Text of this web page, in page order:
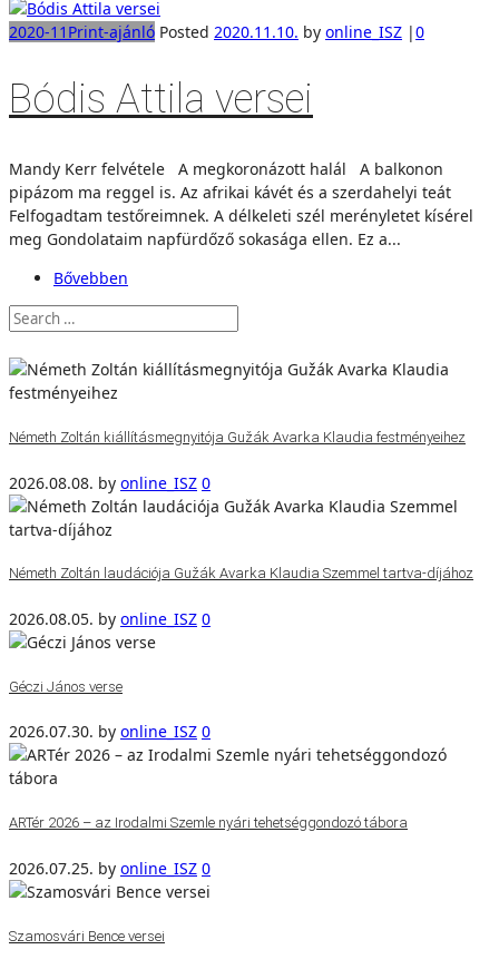
2020-11 Print-ajánló Posted 2020.11.10. by online_ISZ |0
Bódis Attila versei
Mandy Kerr felvétele A megkoronázott halál A balkonon
pipázom ma reggel is. Az afrikai kávét és a szerdahelyi teát
Felfogadtam testőreimnek. A délkeleti szél merényletet kísérel
meg Gondolataim napfürdőző sokasága ellen. Ez a...
Bővebben
Németh Zoltán kiállításmegnyitója Gužák Avarka Klaudia festményeihez
2026.08.08. by online_ISZ 0
Németh Zoltán laudációja Gužák Avarka Klaudia Szemmel tartva-díjához
2026.08.05. by online_ISZ 0
Géczi János verse
2026.07.30. by online_ISZ 0
ARTér 2026 – az Irodalmi Szemle nyári tehetséggondozó tábora
2026.07.25. by online_ISZ 0
Szamosvári Bence versei